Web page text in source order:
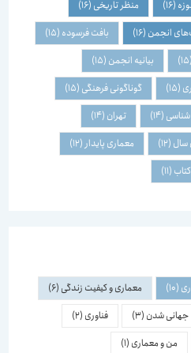
(16) منظر تاریخی(16)
انجمن(16) بافت فرسوده(15)
بیانیه انجمن(15)
گوناگونی فرهنگی(15)
(14) تهران(14)
(12) معماری پایدار(12)
(11)
معماری و کیفیت زندگی(6)
شدن(3) فناوری(2)
من و معماری(1)